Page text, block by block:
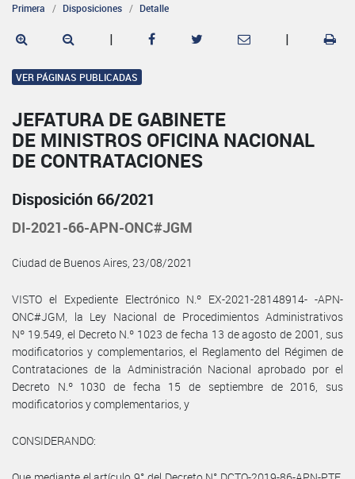
Primera Disposiciones Detalle
| |
VER PÁGINAS PUBLICADAS
JEFATURA DE GABINETE
DE MINISTROS OFICINA NACIONAL
DE CONTRATACIONES
Disposición 66/2021
DI-2021-66-APN-ONC#JGM
Ciudad de Buenos Aires, 23/08/2021
VISTO el Expediente Electrónico N.º EX-2021-28148914- -APN-
ONC#JGM, la Ley Nacional de Procedimientos Administrativos
Nº 19.549, el Decreto N.º 1023 de fecha 13 de agosto de 2001, sus
modificatorios y complementarios, el Reglamento del Régimen de
Contrataciones de la Administración Nacional aprobado por el
Decreto N.º 1030 de fecha 15 de septiembre de 2016, sus
modificatorios y complementarios, y
CONSIDERANDO: